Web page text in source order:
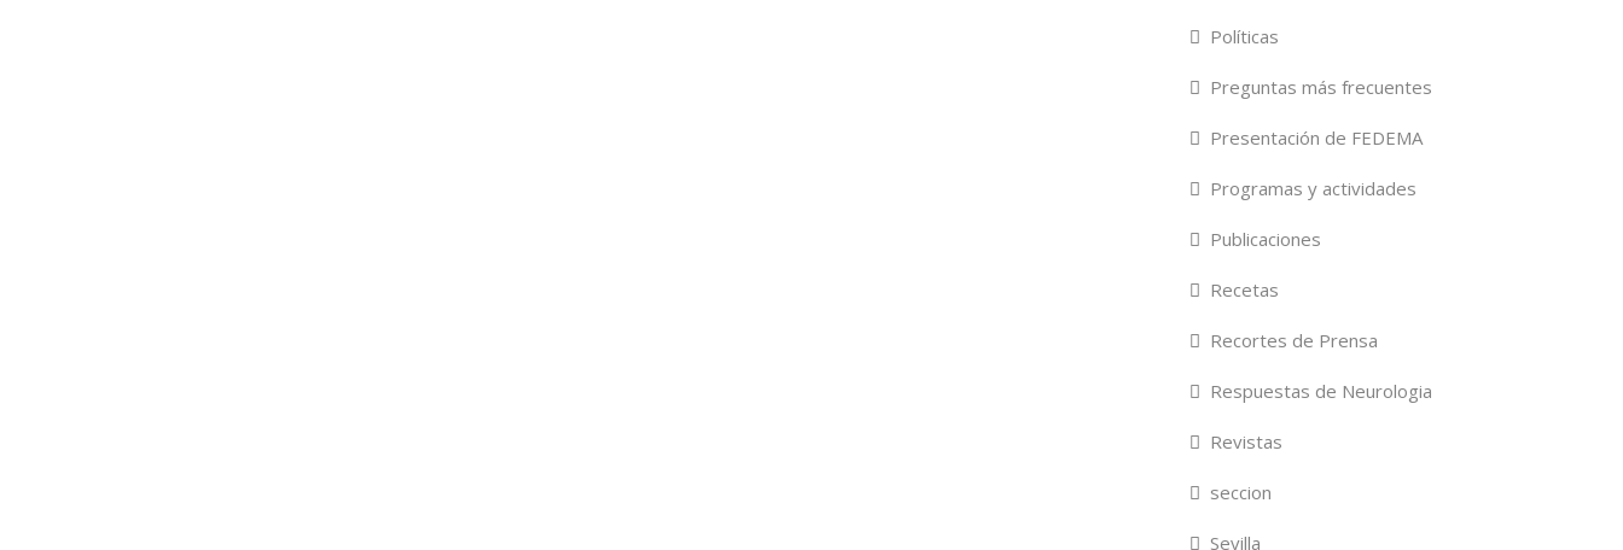
Políticas
Preguntas más frecuentes
Presentación de FEDEMA
Programas y actividades
Publicaciones
Recetas
Recortes de Prensa
Respuestas de Neurologia
Revistas
seccion
Sevilla